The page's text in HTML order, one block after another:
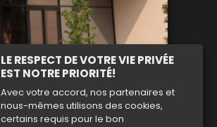
LE RESPECT DE VOTRE VIE PRIVÉE
EST NOTRE PRIORITÉ!
Avec votre accord, nos partenaires et
nous-mêmes utilisons des cookies,
certains requis pour le bon